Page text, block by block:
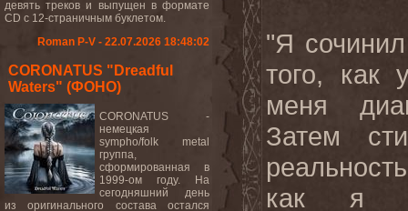
девять треков и выпущен в формате
CD с 12-страничным буклетом.
Roman P-V - 22.07.2026 18:48:02
CORONATUS "Dreadful
Waters" (ФОНО)
CORONATUS -
немецкая
sympho/folk metal
группа,
сформированная в
1999-ом году. На
сегодняшний день
из оригинального состава остался
"Я
того, как
меня
Затем
как я